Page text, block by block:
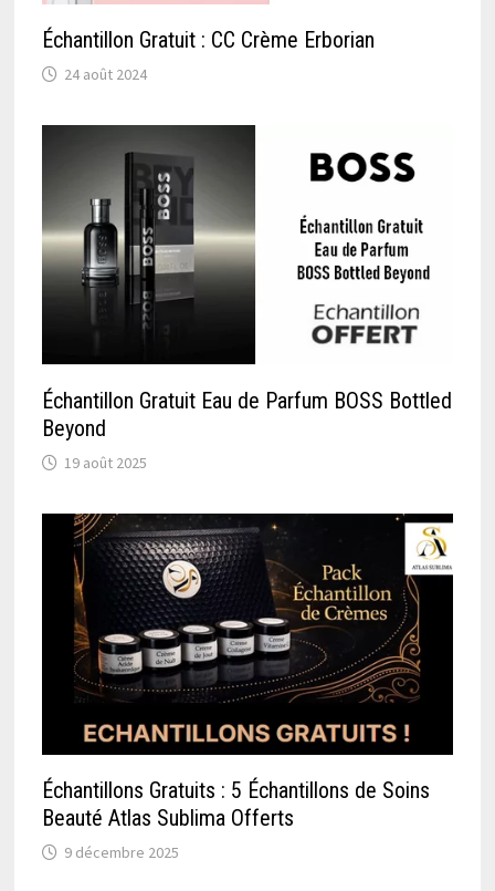
Échantillon Gratuit : CC Crème Erborian
24 août 2024
Échantillon Gratuit Eau de Parfum BOSS Bottled
Beyond
19 août 2025
Échantillons Gratuits : 5 Échantillons de Soins
Beauté Atlas Sublima Offerts
9 décembre 2025